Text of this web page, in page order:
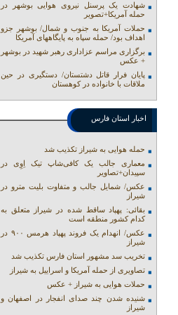
شهادت یک پرسنل نیروی هوایی بوشهر در
حمله آمریکا+تصویر
حملات آمریکا به جنوب و شمال/ بوشهر جزو
اهداف بود/ حمله سپاه به پایگاههای آمریکا
برگزاری مراسم عزاداری رهبر شهید در بوشهر
+ عکس
پایان فرار قاتل دشتستان/ دستگیری در حین
ملاقات با خانواده در کوهستان
اخبار استان فارس
حمله هوایی به شیراز تکذیب شد
معماری جالب یک کافی‌شاپ تیک اِوِی در
سپیدان+تصاویر
عکس/ شمایل جالب و متفاوت بلیت مترو در
شیراز
بقائی: پهپاد ساقط شده در شیراز متعلق به
کدام کشور منطقه است
عکس/ انهدام یک فروند پهپاد هرمس ۹۰۰ در
شیراز
تخریب سد مشهور استان فارس تکذیب شد
تصاویری از حمله آمریکا و اسراییل به شیراز
حملات هوایی به شیراز + عکس
شنیده شدن چند صدای انفجار در اصفهان و
شیراز